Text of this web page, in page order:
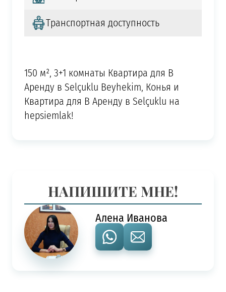
Транспортная доступность
150 м², 3+1 комнаты Квартира для В
Аренду в Selçuklu Beyhekim, Конья и
Квартира для В Аренду в Selçuklu на
hepsiemlak!
НАПИШИТЕ МНЕ!
Алена Иванова